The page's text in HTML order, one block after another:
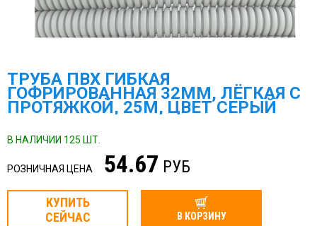
TDM ELECTRIC
ПРОМА
ГАЗОВОЕ ОБОРУДОВАНИЕ
ЗАПОРНАЯ АРМАТУРА И УКАЗАТЕЛИ УРОВНЯ
ТЕРМОМЕТРЫ, ГИГРОМЕТРЫ ВИТ
ТРУБА ПВХ ГИБКАЯ
ГОФРИРОВАННАЯ 32ММ, ЛЁГКАЯ С
ПРОТЯЖКОЙ, 25М, ЦВЕТ СЕРЫЙ
В НАЛИЧИИ 125 ШТ.
РОЗНИЧНАЯ ЦЕНА 54.67 РУБ
КУПИТЬ
СЕЙЧАС
В КОРЗИНУ